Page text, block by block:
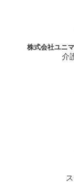
株式会社ユニ
介